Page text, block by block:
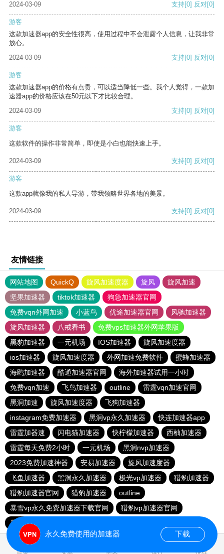
2024-03-09 支持[0] 反对[0]
游客
这款加速器app的安全性很高，使用过程中不会泄露个人信息，让我非常
放心。
2024-03-09
支持[0] 反对[0]
游客
这款加速器app的价格有点贵，可以适当降低一些。我个人觉得，一款加
速器app的价格应该在50元以下才比较合理。
2024-03-09
支持[0] 反对[0]
游客
这款软件的操作非常简单，即使是小白也能快速上手。
2024-03-09 支持[0] 反对[0]
游客
这款app就像我的私人导游，带我领略世界各地的美景。
2024-03-09 支持[0] 反对[0]
友情链接
网站地图 QuickQ 旋风加速度器 旋风
旋风加速
坚果加速器
tiktok加速器
狗急加速器官网
免费vqn外网加速
小蓝鸟 优途加速器官网
风驰加速器
旋风加速器
八戒看书
免费vps加速器外网苹果版
黑豹加速器
一元机场 IOS加速器
旋风加速度器
ios加速器
旋风加速度器 外网加速免费软件
蜜蜂加速器
海鸥加速器
酷通加速器官网
海外加速器试用一小时
免费vqn加速
飞鸟加速器 outline
雷霆vqn加速官网
黑洞加速
旋风加速度器
飞狗加速器
instagram免费加速器
黑洞vp永久加速器
快连加速器app
雷霆加器速
闪电猫加速器 快柠檬加速器
西柚加速器
雷霆每天免费2小时
一元机场
黑洞nvp加速器
2023免费加速神器
安易加速器
旋风加速度器
飞鱼加速器
黑洞永久加速器 极光vp加速器
猎豹加速器
猎豹加速器官网
猎豹加速器
outline
暴雪vp永久免费加速器下载官网
猎豹vp加速器官网
暴雪vp永久免费加速器下载官网
首页 安卓 苹果 排行 推荐
永久免费使用的加速器 下载
1.533894s